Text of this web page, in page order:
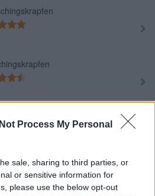
Process My Personal
sale, sharing to third parties, or
or sensitive information for
please use the below opt-out
mit Vanillefüllung